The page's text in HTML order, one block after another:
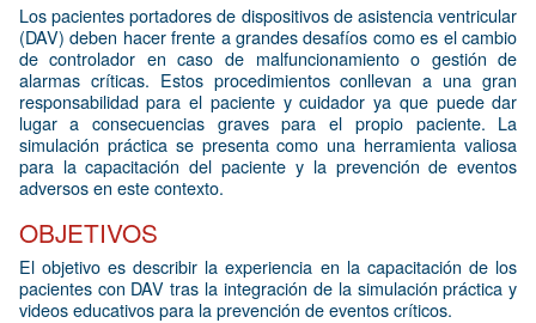
Los pacientes portadores de dispositivos de asistencia ventricular
(DAV) deben hacer frente a grandes desafíos como es el cambio
de controlador en caso de malfuncionamiento o gestión de
alarmas críticas. Estos procedimientos conllevan a una gran
responsabilidad para el paciente y cuidador ya que puede dar
lugar a consecuencias graves para el propio paciente. La
simulación práctica se presenta como una herramienta valiosa
para la capacitación del paciente y la prevención de eventos
adversos en este contexto.
OBJETIVOS
El objetivo es describir la experiencia en la capacitación de los
pacientes con DAV tras la integración de la simulación práctica y
videos educativos para la prevención de eventos críticos.